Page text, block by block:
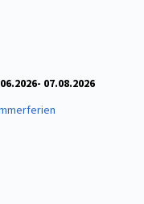
07.08.2026